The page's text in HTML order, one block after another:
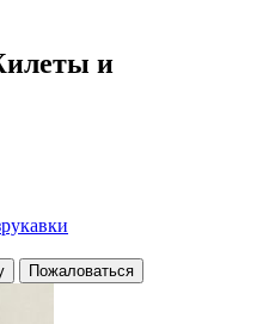
и
Пожаловаться